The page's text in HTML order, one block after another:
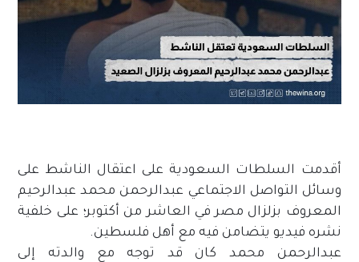
أقدمت السلطات السعودية على اعتقال الناشط على
وسائل التواصل الاجتماعي عبدالرحمن محمد عبدالرحيم
المعروف بزلزال مصر في العاشر من أكتوبر؛ على خلفية
نشره فيديو يتضامن فيه مع أهل فلسطين.
عبدالرحمن محمد كان قد توجه مع والدته إلى